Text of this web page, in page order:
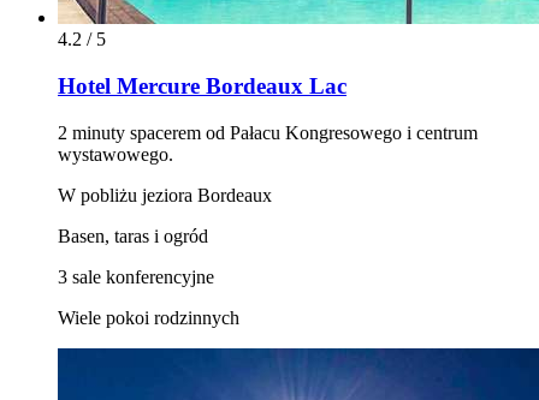
4.2 / 5
Hotel Mercure Bordeaux Lac
2 minuty spacerem od Pałacu Kongresowego i centrum
wystawowego.
W pobliżu jeziora Bordeaux
Basen, taras i ogród
3 sale konferencyjne
Wiele pokoi rodzinnych